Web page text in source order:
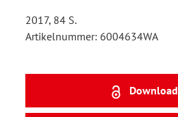
2017, 84 S.
Artikelnummer: 6004634WA
Download